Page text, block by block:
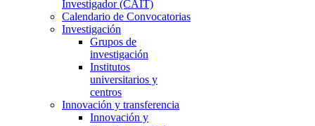
Investigador (CAIT)
Calendario de Convocatorias
Investigación
Grupos de
investigación
Institutos
universitarios y
centros
Innovación y transferencia
Innovación y